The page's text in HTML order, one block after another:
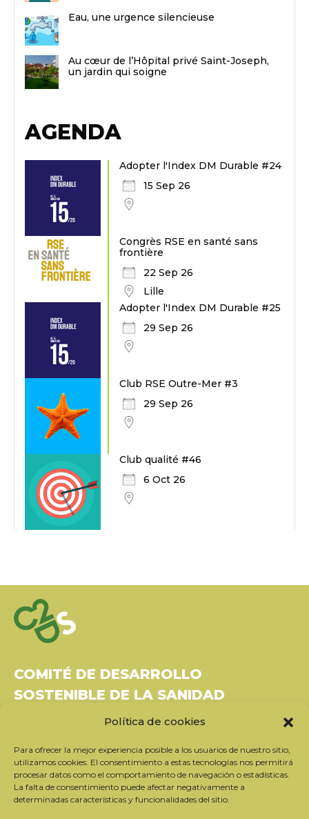
Política de cookies
Para ofrecer la mejor experiencia posible a los usuarios de nuestro sitio,
utilizamos cookies. El consentimiento a estas tecnologías nos permitirá
procesar datos como el comportamiento de navegación o estadísticas.
La falta de consentimiento puede afectar negativamente a
determinadas características y funcionalidades del sitio.
Eau, une urgence silencieuse
Au cœur de l’Hôpital privé Saint-Joseph,
un jardin qui soigne
AGENDA
Adopter l'Index DM Durable #24
15 Sep 26
Congrès RSE en santé sans
frontière
22 Sep 26
Lille
Adopter l'Index DM Durable #25
29 Sep 26
Club RSE Outre-Mer #3
29 Sep 26
Club qualité #46
6 Oct 26
COMITÉ DE DESARROLLO
SOSTENIBLE DE LA SANIDAD
Bâtiment Le Rubixco, 1 rue Bernard Maris
Tel: 06 26 49 36 81 -
contact@c2ds.eu
TwitterLinkedIn
Youtube